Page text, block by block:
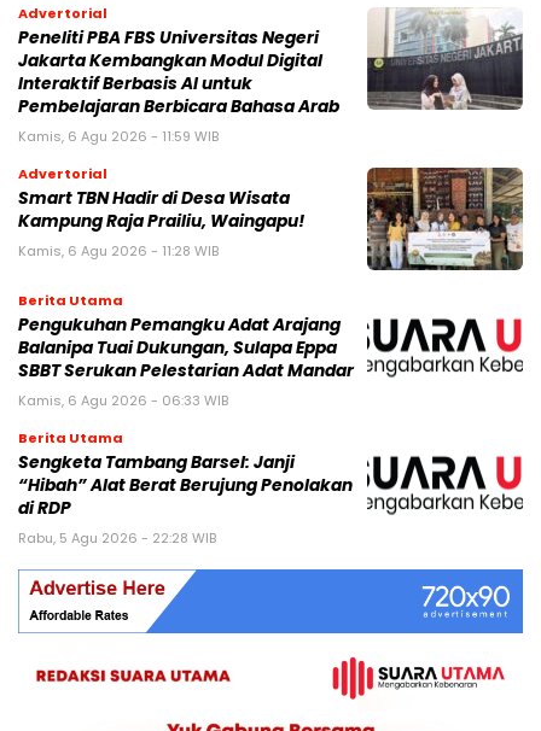
Advertorial
Peneliti PBA FBS Universitas Negeri
Jakarta Kembangkan Modul Digital
Interaktif Berbasis AI untuk
Pembelajaran Berbicara Bahasa Arab
Kamis, 6 Agu 2026 - 11:59 WIB
Advertorial
Smart TBN Hadir di Desa Wisata
Kampung Raja Prailiu, Waingapu!
Kamis, 6 Agu 2026 - 11:28 WIB
Berita Utama
Pengukuhan Pemangku Adat Arajang
Balanipa Tuai Dukungan, Sulapa Eppa
SBBT Serukan Pelestarian Adat Mandar
Kamis, 6 Agu 2026 - 06:33 WIB
Berita Utama
Sengketa Tambang Barsel: Janji
“Hibah” Alat Berat Berujung Penolakan
di RDP
Rabu, 5 Agu 2026 - 22:28 WIB